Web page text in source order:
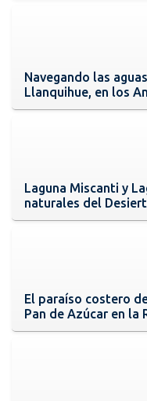
Navegando las
Llanquihue, en los
Laguna Miscanti y
naturales del
El paraíso costero
Pan de Azúcar en la